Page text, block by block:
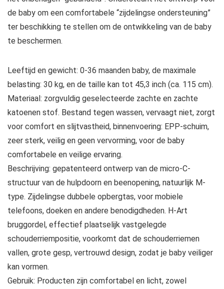
de baby om een comfortabele “zijdelingse ondersteuning”
ter beschikking te stellen om de ontwikkeling van de baby
te beschermen.
Leeftijd en gewicht: 0-36 maanden baby, de maximale
belasting: 30 kg, en de taille kan tot 45,3 inch (ca. 115 cm).
Materiaal: zorgvuldig geselecteerde zachte en zachte
katoenen stof. Bestand tegen wassen, vervaagt niet, zorgt
voor comfort en slijtvastheid, binnenvoering: EPP-schuim,
zeer sterk, veilig en geen vervorming, voor de baby
comfortabele en veilige ervaring.
Beschrijving: gepatenteerd ontwerp van de micro-C-
structuur van de hulpdoorn en beenopening, natuurlijk M-
type. Zijdelingse dubbele opbergtas, voor mobiele
telefoons, doeken en andere benodigdheden. H-Art
bruggordel, effectief plaatselijk vastgelegde
schouderriempositie, voorkomt dat de schouderriemen
vallen, grote gesp, vertrouwd design, zodat je baby veiliger
kan vormen.
Gebruik: Producten zijn comfortabel en licht, zowel